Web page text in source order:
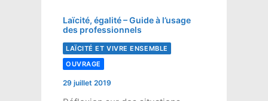
Laïcité, égalité – Guide à l’usage
des professionnels
LAÏCITÉ ET VIVRE ENSEMBLE
OUVRAGE
29 juillet 2019